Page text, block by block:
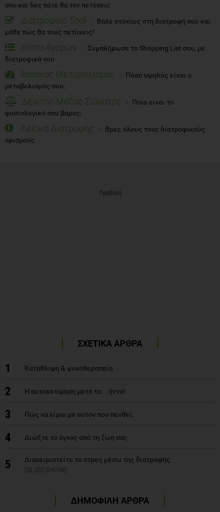
σου και δες πότε θα τον πετύχεις
Διατροφικό Tool
Βάλε στόχους στη διατροφή σου και
μάθε πώς θα τους πετύχεις!
Λίστα Αγορών
Συμπλήρωσε το Shopping List σου, με
διατροφικό νου
Βασικός Μεταβολισμός
Πόσο υψηλός είναι ο
μεταβολισμός σου;
Δείκτης Μάζας Σώματος
Ποιο είναι το
φυσιολογικό σου βάρος;
Λεξικό Διατροφής
Βρες όλους τους διατροφικούς
ορισμούς
Προβολή
ΣΧΕΤΙΚΑ ΑΡΘΡΑ
1 Κατάθλιψη & ψυχοθεραπεία
2 Η αυτοεκτίμηση μετά τα ...ήντα!
3 Πώς να είμαι με αυτόν που πενθεί;
4 Διώξτε το άγχος από τη ζωή σας
5
Διαχειριστείτε το στρες μέσω της διατροφής
[SLIDESHOW]
ΔΗΜΟΦΙΛΗ ΑΡΘΡΑ